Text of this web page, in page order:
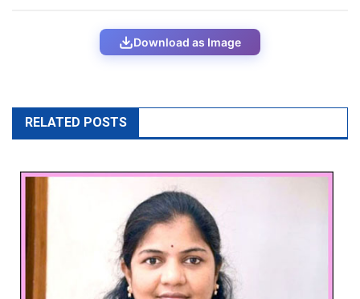
Download as Image
RELATED POSTS